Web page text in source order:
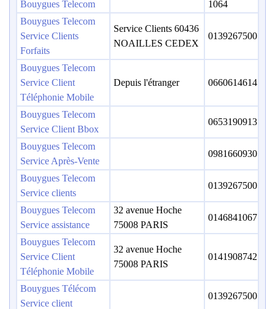
Bouygues Telecom
1064
Bouygues Telecom
Service Clients
Forfaits
Service Clients 60436
NOAILLES CEDEX
0139267500
Bouygues Telecom
Service Client
Téléphonie Mobile
Depuis l'étranger 0660614614
Bouygues Telecom
Service Client Bbox
0653190913
Bouygues Telecom
Service Après-Vente
0981660930
Bouygues Telecom
Service clients
0139267500
Bouygues Telecom
Service assistance
32 avenue Hoche
75008 PARIS
0146841067
Bouygues Telecom
Service Client
Téléphonie Mobile
32 avenue Hoche
75008 PARIS
0141908742
Bouygues Télécom
Service client
0139267500